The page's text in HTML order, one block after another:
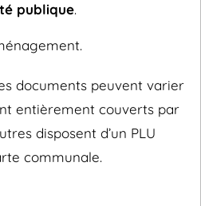
publique.
documents peuvent varier
entièrement couverts par
disposent d’un PLU
communale.